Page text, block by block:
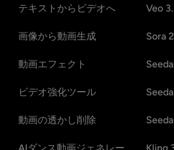
テキストからビデオへ
画像から動画生成
動画エフェクト
ビデオ強化ツール
動画の透かし削除
Veo
Sora